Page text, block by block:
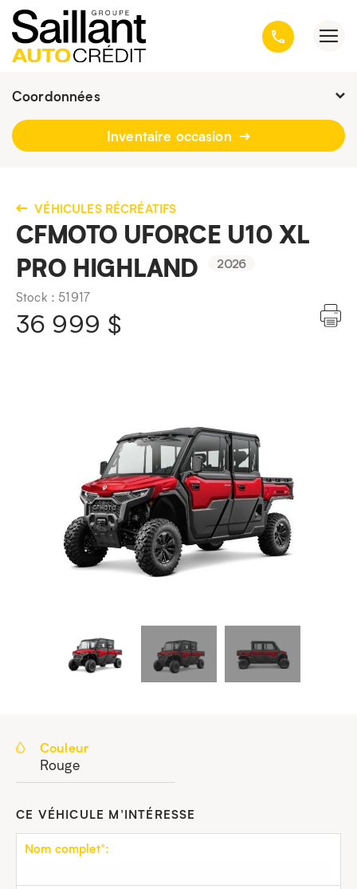
Coordonnées
Fermé : Ouverture-
418 659-6431
Inventaire occasion
VÉHICULES RÉCRÉATIFS
CFMOTO UFORCE U10 XL
PRO HIGHLAND
2026
Stock : 51917
36 999 $
Couleur
Rouge
CE VÉHICULE M’INTÉRESSE
Nom complet*: